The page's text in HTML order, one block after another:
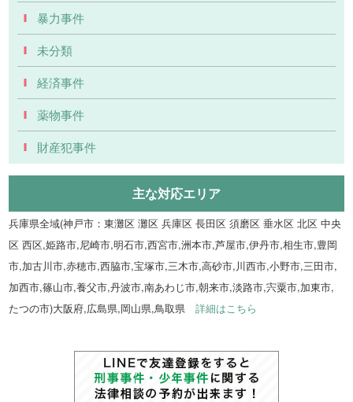
暴力事件
未分類
経済事件
薬物事件
財産犯事件
主な対応エリア
兵庫県全域(神戸市：東灘区 灘区 兵庫区 長田区 須磨区 垂水区 北区 中央
区 西区,姫路市,尼崎市,明石市,西宮市,洲本市,芦屋市,伊丹市,相生市,豊岡
市,加古川市,赤穂市,西脇市,宝塚市,三木市,高砂市,川西市,小野市,三田市,
加西市,篠山市,養父市,丹波市,南あわじ市,朝来市,淡路市,宍粟市,加東市,
たつの市)大阪府,広島県,岡山県,鳥取県詳細はこちら